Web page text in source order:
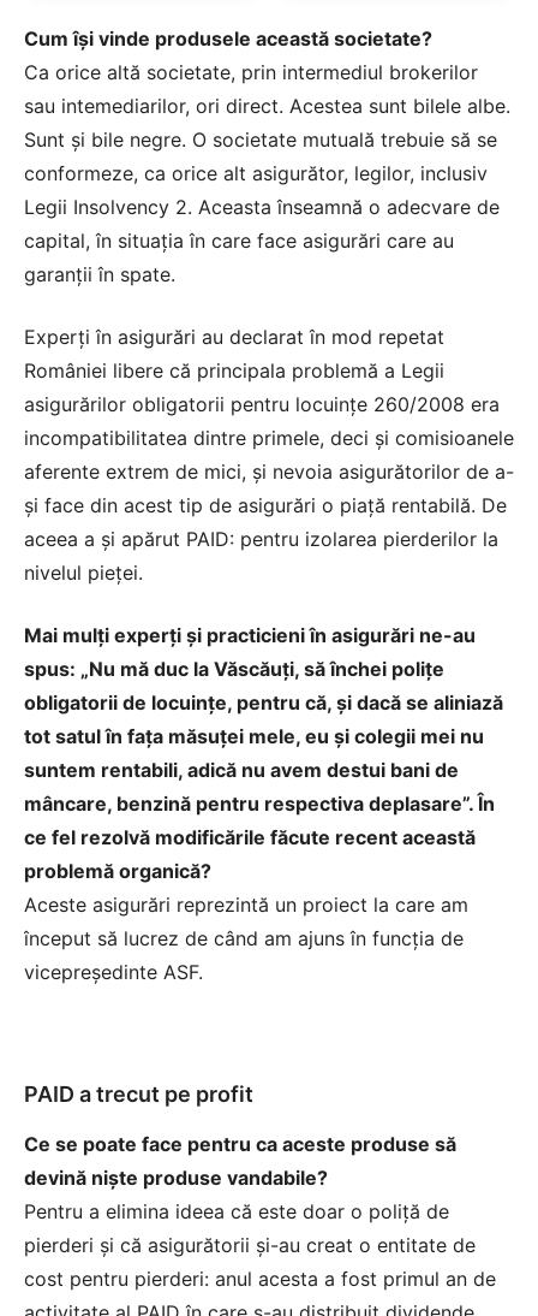
Cum îşi vinde produsele această societate?
Ca orice altă societate, prin intermediul brokerilor
sau intemediarilor, ori direct. Acestea sunt bilele albe.
Sunt şi bile negre. O societate mutuală trebuie să se
conformeze, ca orice alt asigurător, legilor, inclusiv
Legii Insolvency 2. Aceasta înseamnă o adecvare de
capital, în situaţia în care face asigurări care au
garanţii în spate.
Experţi în asigurări au declarat în mod repetat
României libere că principala problemă a Legii
asigurărilor obligatorii pentru locuinţe 260/2008 era
incompatibilitatea dintre primele, deci şi comisioanele
aferente extrem de mici, şi nevoia asigurătorilor de a-
şi face din acest tip de asigurări o piaţă rentabilă. De
aceea a şi apărut PAID: pentru izolarea pierderilor la
nivelul pieţei.
Mai mulţi experţi şi practicieni în asigurări ne-au
spus: „Nu mă duc la Văscăuţi, să închei poliţe
obligatorii de locuinţe, pentru că, şi dacă se aliniază
tot satul în faţa măsuţei mele, eu şi colegii mei nu
suntem rentabili, adică nu avem destui bani de
mâncare, benzină pentru respectiva deplasare”. În
ce fel rezolvă modificările făcute recent această
problemă organică?
Aceste asigurări reprezintă un proiect la care am
început să lucrez de când am ajuns în funcţia de
vicepreşedinte ASF.
PAID a trecut pe profit
Ce se poate face pentru ca aceste produse să
devină nişte produse vandabile?
Pentru a elimina ideea că este doar o poliţă de
pierderi şi că asigurătorii şi-au creat o entitate de
cost pentru pierderi: anul acesta a fost primul an de